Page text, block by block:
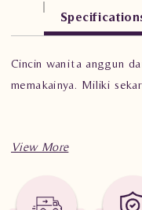
Cincin wanita anggun
memakainya. Miliki
Spesifikasi penting
Berat: 6.810 gram